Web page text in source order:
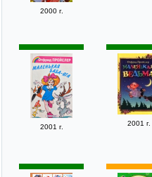
2000 г.
2001 г. 2001 г.